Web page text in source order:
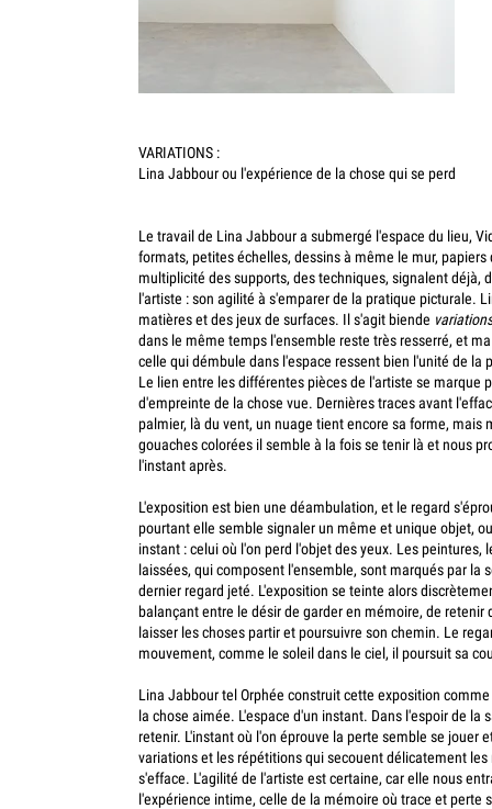
VARIATIONS :
Lina Jabbour ou l'expérience de la chose qui se perd
Le travail de Lina Jabbour a submergé l'espace du lieu,
formats, petites échelles, dessins à même le mur,
multiplicité des supports, des techniques, signalent déjà,
l'artiste : son agilité à s'emparer de la pratique picturale.
matières et des jeux de surfaces. Il s'agit biende
dans le même temps l'ensemble reste très resserré, et
celle qui démbule dans l'espace ressent bien l'unité de la
Le lien entre les différentes pièces de l'artiste se marque
d'empreinte de la chose vue. Dernières traces avant
palmier, là du vent, un nuage tient encore sa forme, mais
gouaches colorées il semble à la fois se tenir là et nous
l'instant après.
L'exposition est bien une déambulation, et le regard
pourtant elle semble signaler un même et unique objet,
instant : celui où l'on perd l'objet des yeux. Les peintures,
laissées, qui composent l'ensemble, sont marqués par la
dernier regard jeté. L'exposition se teinte alors
balançant entre le désir de garder en mémoire, de retenir
laisser les choses partir et poursuivre son chemin. Le
mouvement, comme le soleil dans le ciel, il poursuit sa
Lina Jabbour tel Orphée construit cette exposition
la chose aimée. L'espace d'un instant. Dans l'espoir de la
retenir. L'instant où l'on éprouve la perte semble se jouer
variations et les répétitions qui secouent délicatement
s'efface. L'agilité de l'artiste est certaine, car elle nous
l'expérience intime, celle de la mémoire où trace et perte